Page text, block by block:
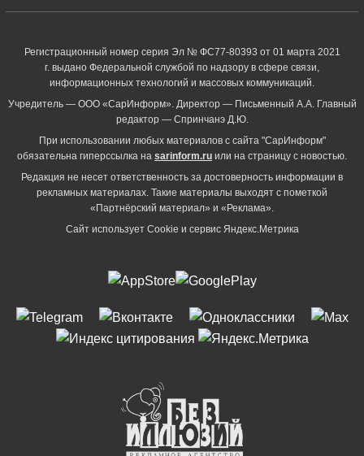
Регистрационный номер серия Эл № ФС77-80393 от 01 марта 2021
г. выдано Федеральной службой по надзору в сфере связи,
информационных технологий и массовых коммуникаций.
Учредитель — ООО «СарИнформ». Директор — Письменный А.А. Главный
редактор — Спринчанэ Д.Ю.
При использовании любых материалов с сайта "СарИнформ"
обязательна гиперссылка на sarinform.ru или на страницу с новостью.
Редакция не несет ответственность за достоверность информации в
рекламных материалах. Такие материалы выходят с пометкой
«Партнёрский материал» и «Реклама».
Сайт использует Cookie и сервиc Яндекс.Метрика